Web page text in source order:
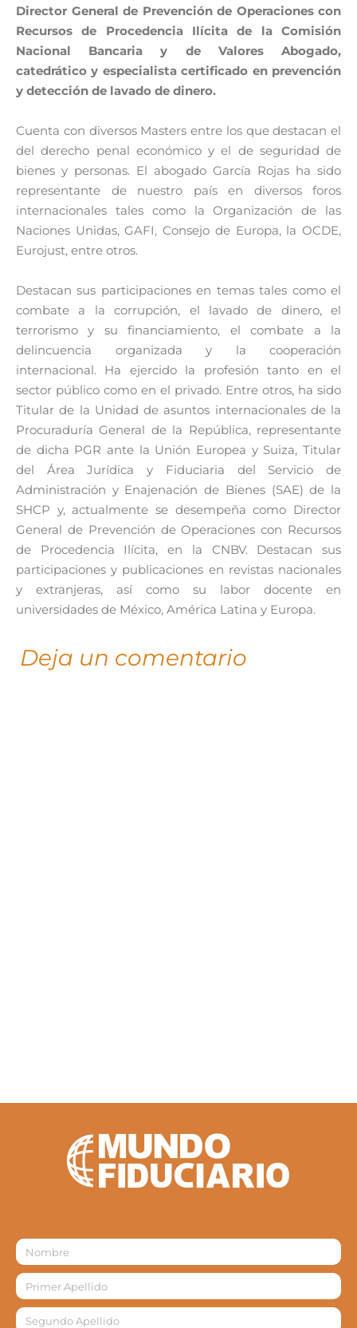
Director General de Prevención de Operaciones con
Recursos de Procedencia Ilícita de la Comisión
Nacional Bancaria y de Valores Abogado,
catedrático y especialista certificado en prevención
y detección de lavado de dinero.
Cuenta con diversos Masters entre los que destacan el
del derecho penal económico y el de seguridad de
bienes y personas. El abogado García Rojas ha sido
representante de nuestro país en diversos foros
internacionales tales como la Organización de las
Naciones Unidas, GAFI, Consejo de Europa, la OCDE,
Eurojust, entre otros.
Destacan sus participaciones en temas tales como el
combate a la corrupción, el lavado de dinero, el
terrorismo y su financiamiento, el combate a la
delincuencia organizada y la cooperación
internacional. Ha ejercido la profesión tanto en el
sector público como en el privado. Entre otros, ha sido
Titular de la Unidad de asuntos internacionales de la
Procuraduría General de la República, representante
de dicha PGR ante la Unión Europea y Suiza, Titular
del Área Jurídica y Fiduciaria del Servicio de
Administración y Enajenación de Bienes (SAE) de la
SHCP y, actualmente se desempeña como Director
General de Prevención de Operaciones con Recursos
de Procedencia Ilícita, en la CNBV. Destacan sus
participaciones y publicaciones en revistas nacionales
y extranjeras, así como su labor docente en
universidades de México, América Latina y Europa.
Deja un comentario